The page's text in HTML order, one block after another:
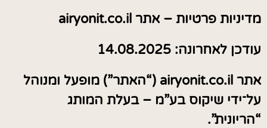
מדיניות פרטיות – אתר airyonit.co.il
עודכן לאחרונה: 14.08.2025
אתר airyonit.co.il (“האתר”) מופעל ומנוהל
על־ידי שיקוס בע”מ – בעלת המותג
“הריונית”.